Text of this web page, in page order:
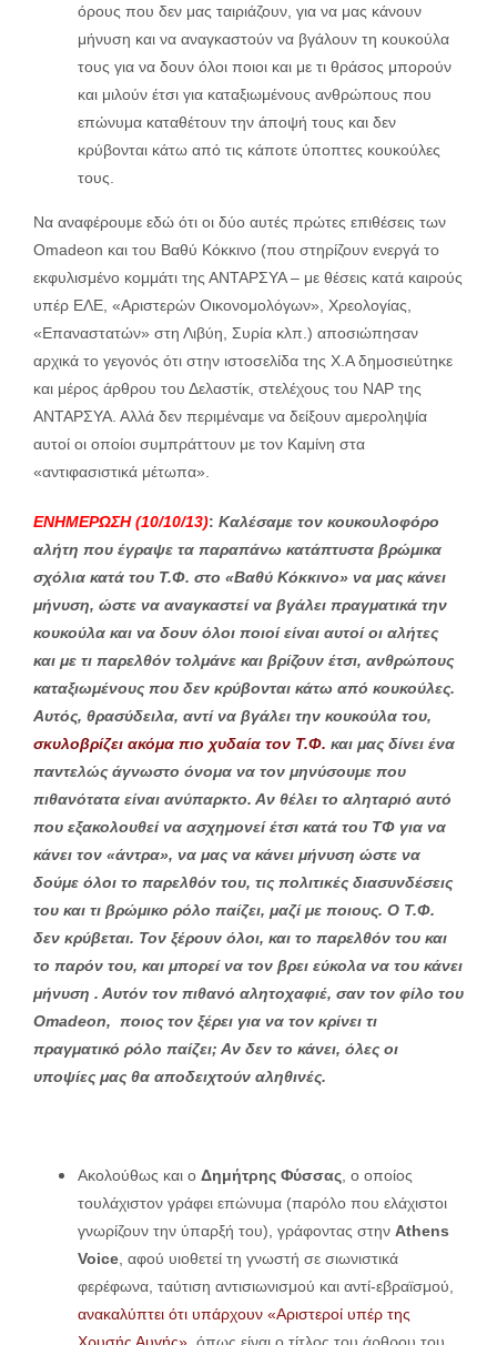
όρους που δεν μας ταιριάζουν, για να μας κάνουν
μήνυση και να αναγκαστούν να βγάλουν τη κουκούλα
τους για να δουν όλοι ποιοι και με τι θράσος μπορούν
και μιλούν έτσι για καταξιωμένους ανθρώπους που
επώνυμα καταθέτουν την άποψή τους και δεν
κρύβονται κάτω από τις κάποτε ύποπτες κουκούλες
τους.
Να αναφέρουμε εδώ ότι οι δύο αυτές πρώτες επιθέσεις των
Omadeon και του Βαθύ Κόκκινο (που στηρίζουν ενεργά το
εκφυλισμένο κομμάτι της ΑΝΤΑΡΣΥΑ – με θέσεις κατά καιρούς
υπέρ ΕΛΕ, «Αριστερών Οικονομολόγων», Χρεολογίας,
«Επαναστατών» στη Λιβύη, Συρία κλπ.) αποσιώπησαν
αρχικά το γεγονός ότι στην ιστοσελίδα της Χ.Α δημοσιεύτηκε
και μέρος άρθρου του Δελαστίκ, στελέχους του ΝΑΡ της
ΑΝΤΑΡΣΥΑ. Αλλά δεν περιμέναμε να δείξουν αμεροληψία
αυτοί οι οποίοι συμπράττουν με τον Καμίνη στα
«αντιφασιστικά μέτωπα».
ΕΝΗΜΕΡΩΣΗ (10/10/13): Καλέσαμε τον κουκουλοφόρο
αλήτη που έγραψε τα παραπάνω κατάπτυστα βρώμικα
σχόλια κατά του Τ.Φ. στο «Βαθύ Κόκκινο» να μας κάνει
μήνυση, ώστε να αναγκαστεί να βγάλει πραγματικά την
κουκούλα και να δουν όλοι ποιοί είναι αυτοί οι αλήτες
και με τι παρελθόν τολμάνε και βρίζουν έτσι, ανθρώπους
καταξιωμένους που δεν κρύβονται κάτω από κουκούλες.
Αυτός, θρασύδειλα, αντί να βγάλει την κουκούλα του,
σκυλοβρίζει ακόμα πιο χυδαία τον Τ.Φ. και μας δίνει ένα
παντελώς άγνωστο όνομα να τον μηνύσουμε που
πιθανότατα είναι ανύπαρκτο. Αν θέλει το αληταριό αυτό
που εξακολουθεί να ασχημονεί έτσι κατά του ΤΦ για να
κάνει τον «άντρα», να μας να κάνει μήνυση ώστε να
δούμε όλοι το παρελθόν του, τις πολιτικές διασυνδέσεις
του και τι βρώμικο ρόλο παίζει, μαζί με ποιους. Ο Τ.Φ.
δεν κρύβεται. Τον ξέρουν όλοι, και το παρελθόν του και
το παρόν του, και μπορεί να τον βρει εύκολα να του κάνει
μήνυση . Αυτόν τον πιθανό αλητοχαφιέ, σαν τον φίλο του
Omadeon, ποιος τον ξέρει για να τον κρίνει τι
πραγματικό ρόλο παίζει; Αν δεν το κάνει, όλες οι
υποψίες μας θα αποδειχτούν αληθινές.
Ακολούθως και ο Δημήτρης Φύσσας , ο οποίος
τουλάχιστον γράφει επώνυμα (παρόλο που ελάχιστοι
γνωρίζουν την ύπαρξή του), γράφοντας στην Athens
Voice , αφού υιοθετεί τη γνωστή σε σιωνιστικά
φερέφωνα, ταύτιση αντισιωνισμού και αντί-εβραϊσμού,
ανακαλύπτει ότι υπάρχουν «Αριστεροί υπέρ της
Χρυσής Αυγής», όπως είναι ο τίτλος του άρθρου του